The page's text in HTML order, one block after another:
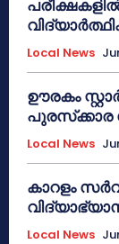
Local News
ഊരകം
പുരസ്‌ക്കാര
Local News
കാറളം
Local News